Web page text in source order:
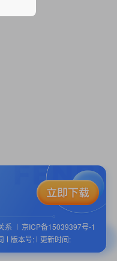
系
京ICP备15039397号-1
版本号: 更新时间: